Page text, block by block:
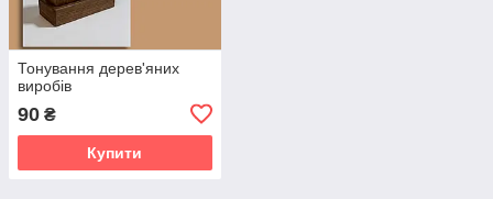
Тонування дерев'яних
виробів
90 ₴
Купити